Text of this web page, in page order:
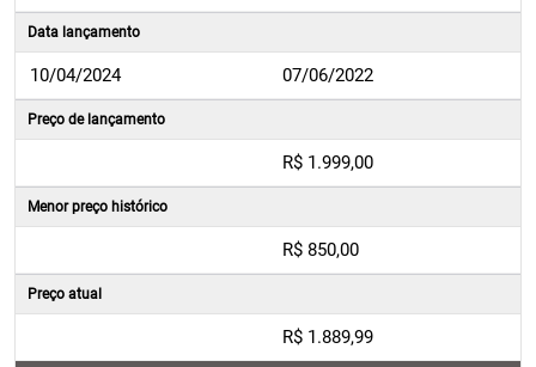
Data lançamento
10/04/2024 07/06/2022
Preço de lançamento
R$ 1.999,00
Menor preço histórico
R$ 850,00
Preço atual
R$ 1.889,99